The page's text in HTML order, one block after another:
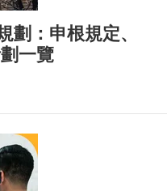
：申根規定、
一覽